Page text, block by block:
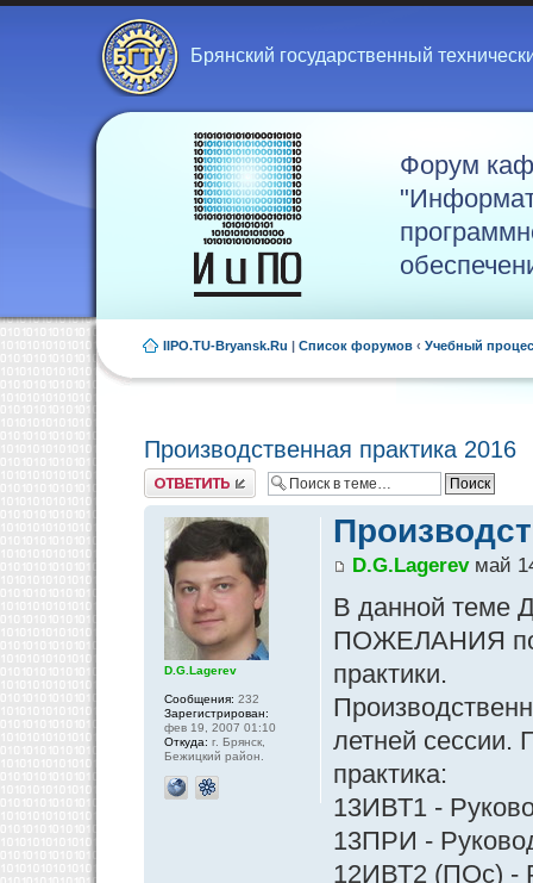
Брянский государственный
Форум
IIPO.TU-Bryansk.Ru | Список форумов ‹ Учебный
Производственная практика 2016
Ответить
D.G.Lagerevмай
В данной теме
ПОЖЕЛАНИЯ по
практики.
летней сессии.
практика:
13ИВТ1 -
13ПРИ -
12ИВТ2 (ПОс) -
D.G.Lagerev
Сообщения: 232
Зарегистрирован:
фев 19, 2007 01:10
Откуда: г. Брянск,
Бежицкий район.